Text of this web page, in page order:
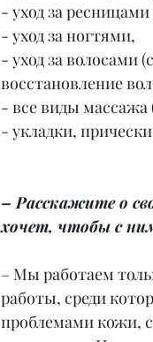
- уход за
- уход за ногтями,
- уход за волосами
восстановление
- все виды
- укладки,
– Расскажите о
хочет, чтобы с
– Мы работаем
работы, среди
проблемами кожи,